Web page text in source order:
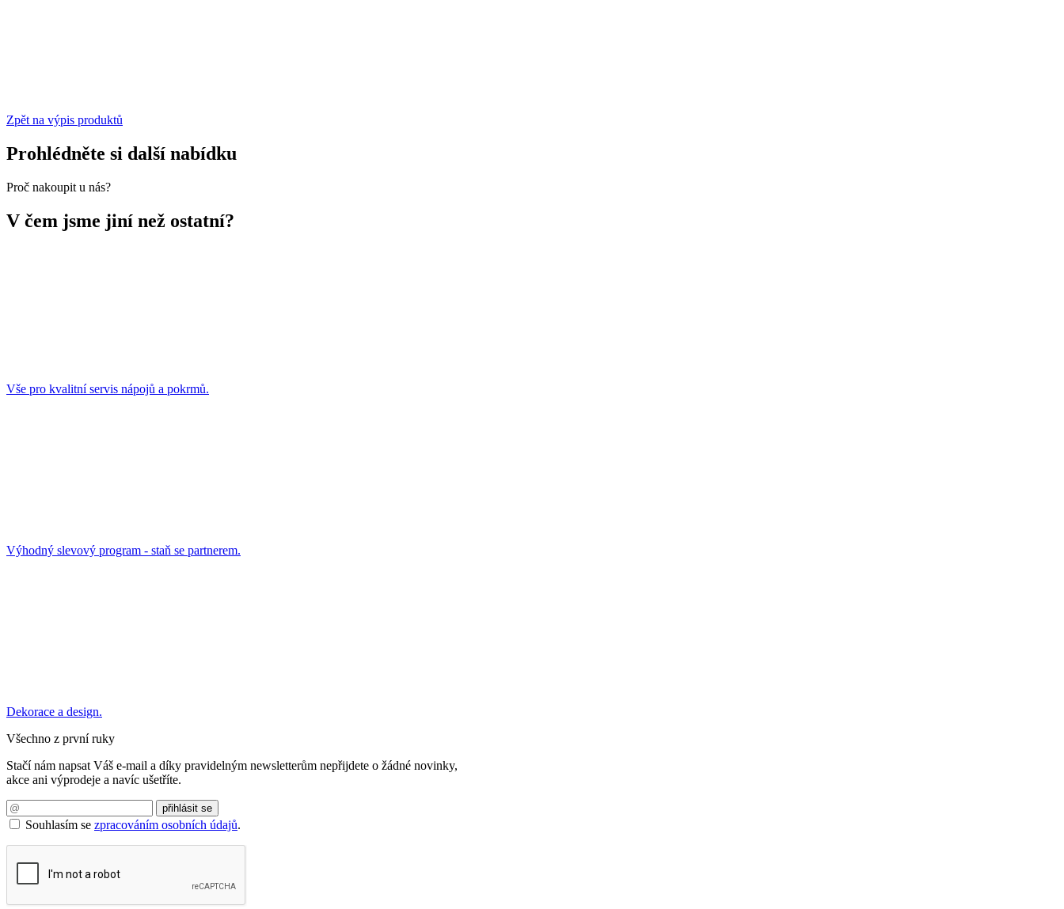
Zpět na výpis produktů
Prohlédněte si další nabídku
Proč nakoupit u nás?
V čem jsme jiní než ostatní?
Vše pro kvalitní servis nápojů a pokrmů.
Výhodný slevový program - staň se partnerem.
Dekorace a design.
Všechno z první ruky
Stačí nám napsat Váš e-mail a díky pravidelným newsletterům nepřijdete o žádné novinky,
akce ani výprodeje a navíc ušetříte.
Souhlasím se zpracováním osobních údajů.